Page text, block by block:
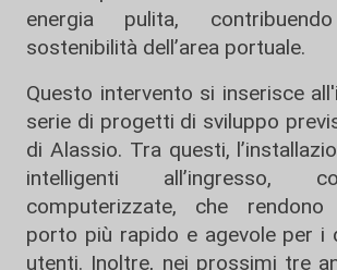
energia pulita,
sostenibilità dell’area portuale.
Questo intervento si inserisce
serie di progetti di sviluppo
di Alassio. Tra questi,
intelligenti all’ingresso,
computerizzate, che
porto più rapido e agevole per i
utenti. Inoltre, nei prossimi tre